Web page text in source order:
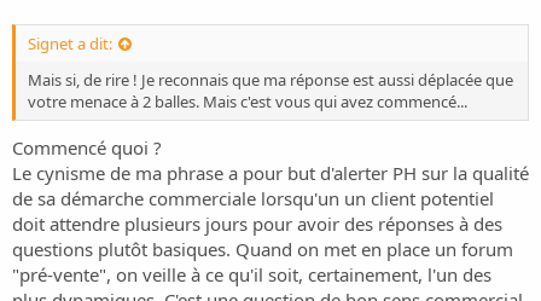
Signet a dit:
Mais si, de rire ! Je reconnais que ma réponse est aussi déplacée que
votre menace à 2 balles. Mais c'est vous qui avez commencé...
Commencé quoi ?
Le cynisme de ma phrase a pour but d'alerter PH sur la qualité
de sa démarche commerciale lorsqu'un un client potentiel
doit attendre plusieurs jours pour avoir des réponses à des
questions plutôt basiques. Quand on met en place un forum
"pré-vente", on veille à ce qu'il soit, certainement, l'un des